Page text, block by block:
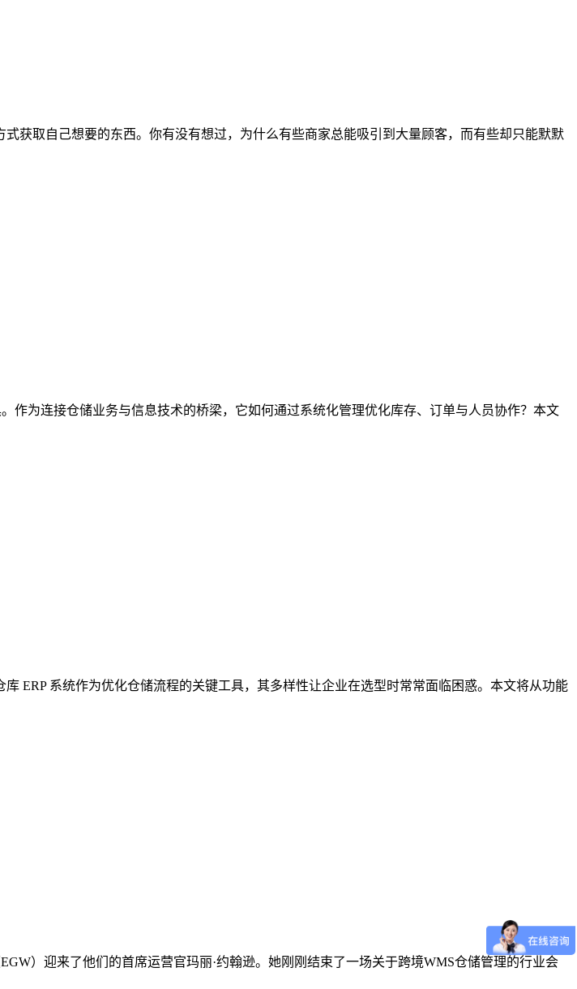
获取自己想要的东西。你有没有想过，为什么有些商家总能吸引到大量顾客，而有些却只能默默
作为连接仓储业务与信息技术的桥梁，它如何通过系统化管理优化库存、订单与人员协作？本文
ERP 系统作为优化仓储流程的关键工具，其多样性让企业在选型时常常面临困惑。本文将从功能
）迎来了他们的首席运营官玛丽·约翰逊。她刚刚结束了一场关于跨境WMS仓储管理的行业会